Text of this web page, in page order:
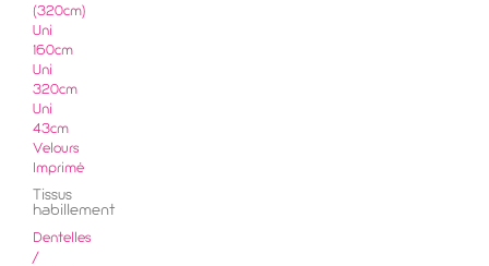
(320cm)
Uni
160cm
Uni
320cm
Uni
43cm
Velours
Imprimé
Tissus
habillement
Dentelles
/